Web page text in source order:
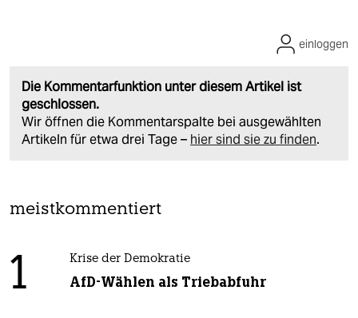
Die Kommentarfunktion unter diesem Artikel ist
geschlossen.
Wir öffnen die Kommentarspalte bei ausgewählten
Artikeln für etwa drei Tage – hier sind sie zu finden.
einloggen
meistkommentiert
1 Krise der Demokratie
AfD-Wählen als Triebabfuhr